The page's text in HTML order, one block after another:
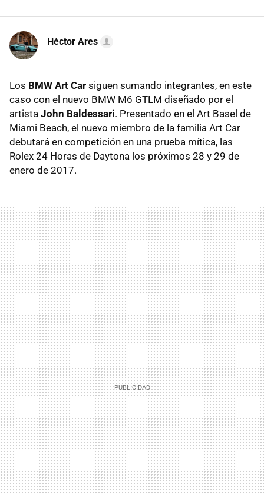
Héctor Ares
Los BMW Art Car siguen sumando integrantes, en este
caso con el nuevo BMW M6 GTLM diseñado por el
artista John Baldessari. Presentado en el Art Basel de
Miami Beach, el nuevo miembro de la familia Art Car
debutará en competición en una prueba mítica, las
Rolex 24 Horas de Daytona los próximos 28 y 29 de
enero de 2017.